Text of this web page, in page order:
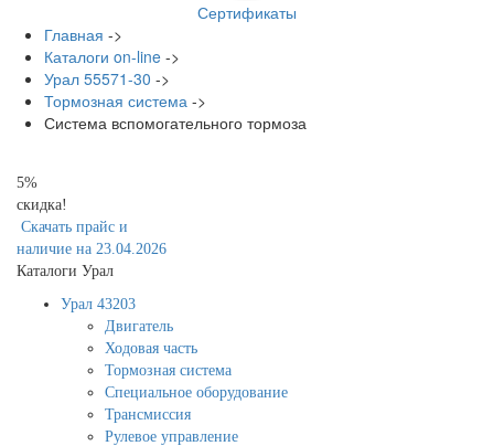
Сертификаты
Главная ->
Каталоги on-line ->
Урал 55571-30 ->
Тормозная система ->
Система вспомогательного тормоза
5%
скидка!
Скачать прайс и
наличие на 23.04.2026
Каталоги Урал
Урал 43203
Двигатель
Ходовая часть
Тормозная система
Специальное оборудование
Трансмиссия
Рулевое управление